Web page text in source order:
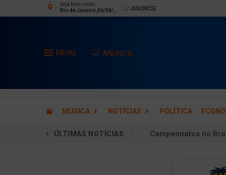
Seja bem-vindo
Rio de Janeiro,06/08/2
026
ANUNCIE
MENU ANUNCIE
MÚSICA NOTÍCIAS POLÍTICA
ÚLTIMAS NOTÍCIAS
Campeonatos no
Parque Olímpico
Barcelona contrata